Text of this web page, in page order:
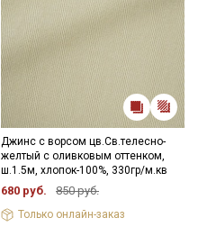
Джинс с ворсом цв.Св.телесно-
желтый с оливковым оттенком,
ш.1.5м, хлопок-100%, 330гр/м.кв
680 руб. 850 руб.
Только онлайн-заказ